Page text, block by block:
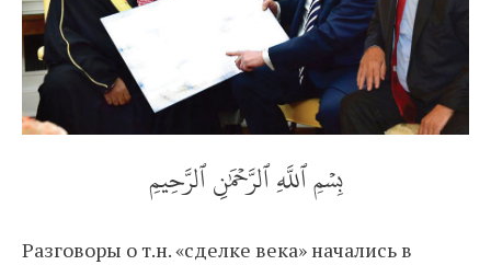
بِسۡمِ ٱللَّهِ ٱلرَّحۡمَٰنِ ٱلرَّحِيمِ
Разговоры о т.н. «сделке века» начались в